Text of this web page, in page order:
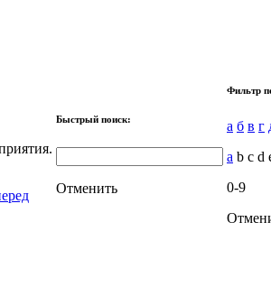
Быстрый поиск:
Отменить
Фильтр
а б в г
a b c d
0-9